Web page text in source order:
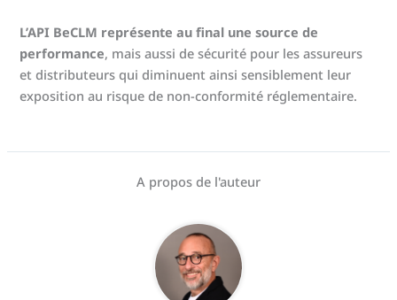
L’API BeCLM représente au final une source de
performance, mais aussi de sécurité pour les assureurs
et distributeurs qui diminuent ainsi sensiblement leur
exposition au risque de non-conformité réglementaire.
A propos de l'auteur